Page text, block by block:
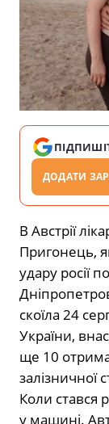
ДОДАТИ
В Австрії
Пригонець,
удару росії
скоїла 24
України,
ще 10
залізничної
Коли стався
у машині.